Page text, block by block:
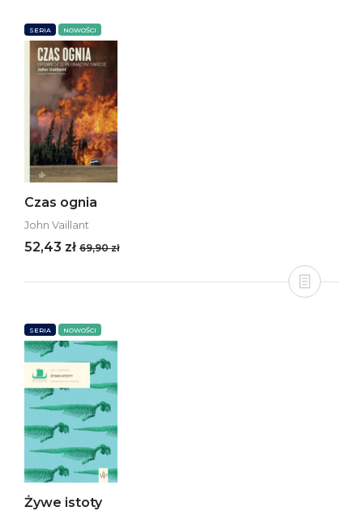
SERIA NOWOŚCI
Czas ognia
John Vaillant
52,43 zł 69,90 zł
SERIA NOWOŚCI
Żywe istoty